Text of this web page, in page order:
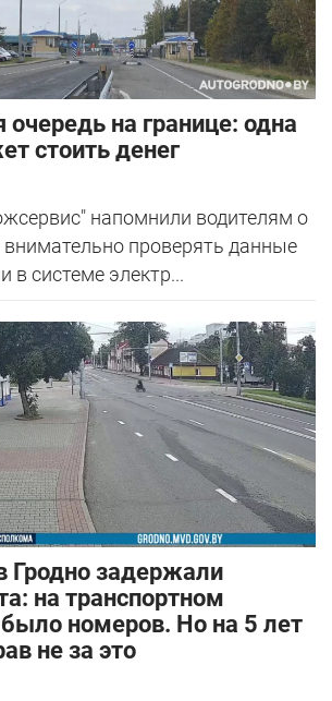
очередь на границе: одна
стоить денег
напомнили водителям о
проверять данные
в системе электр...
Гродно задержали
на транспортном
номеров. Но на 5 лет
не за это